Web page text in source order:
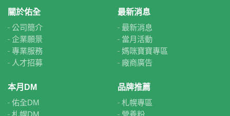
關於佑全
公司簡介
企業願景
專業服務
人才招募
最新消息
最新消息
當月活動
媽咪寶寶專區
廠商廣告
本月DM
佑全DM
札幌DM
品牌推薦
札幌專區
營養粉